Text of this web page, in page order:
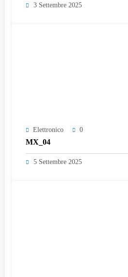
3 Settembre 2025
Elettronico 0
MX_04
5 Settembre 2025